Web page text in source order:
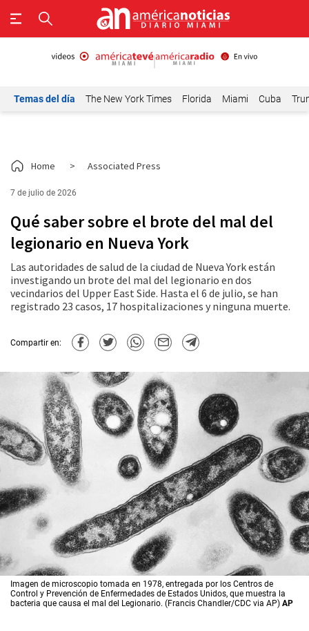
Temas del día The New York Times Florida Miami Cuba
Home > Associated Press
7 de julio de 2026
Qué saber sobre el brote del mal del
legionario en Nueva York
Las autoridades de salud de la ciudad de Nueva York están
investigando un brote del mal del legionario en dos
vecindarios del Upper East Side. Hasta el 6 de julio, se han
registrado 23 casos, 17 hospitalizaciones y ninguna muerte.
Compartir en:
Imagen de microscopio tomada en 1978, entregada por los Centros de
Control y Prevención de Enfermedades de Estados Unidos, que muestra la
bacteria que causa el mal del Legionario. (Francis Chandler/CDC via AP) AP